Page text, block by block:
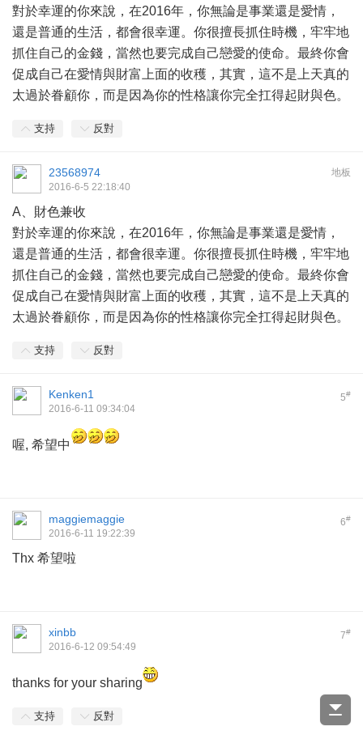
對於幸運的你來說，在2016年，你無論是事業還是愛情，
還是普通的生活，都會很幸運。你很擅長抓住時機，牢牢地
抓住自己的金錢，當然也要完成自己戀愛的使命。最終你會
促成自己在愛情與財富上面的收穫，其實，這不是上天真的
太過於眷顧你，而是因為你的性格讓你完全扛得起財與色。
支持 反對
地板
23568974
2016-6-5 22:18:40
A、財色兼收
對於幸運的你來說，在2016年，你無論是事業還是愛情，
還是普通的生活，都會很幸運。你很擅長抓住時機，牢牢地
抓住自己的金錢，當然也要完成自己戀愛的使命。最終你會
促成自己在愛情與財富上面的收穫，其實，這不是上天真的
太過於眷顧你，而是因為你的性格讓你完全扛得起財與色。
支持 反對
5#
Kenken1
2016-6-11 09:34:04
喔, 希望中
6#
maggiemaggie
2016-6-11 19:22:39
Thx 希望啦
7#
xinbb
2016-6-12 09:54:49
thanks for your sharing
支持 反對